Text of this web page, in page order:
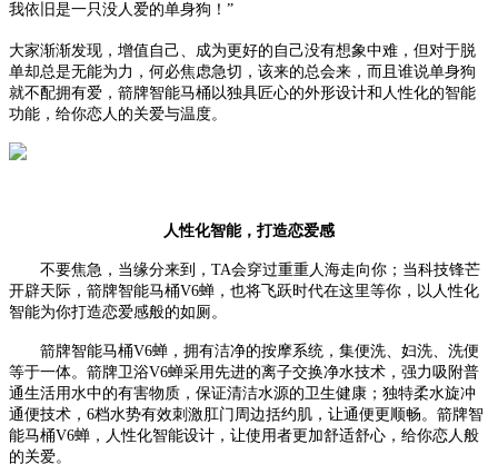
我依旧是一只没人爱的单身狗！”
大家渐渐发现，增值自己、成为更好的自己没有想象中难，但对于脱
单却总是无能为力，何必焦虑急切，该来的总会来，而且谁说单身狗
就不配拥有爱，箭牌智能马桶以独具匠心的外形设计和人性化的智能
功能，给你恋人的关爱与温度。
人性化智能，打造恋爱感
不要焦急，当缘分来到， TA会穿过重重人海走向你；当科技锋芒
开辟天际，箭牌智能马桶V6蝉，也将飞跃时代在这里等你，以人性化
智能为你打造恋爱感般的如厕。
箭牌智能马桶V6蝉，拥有洁净的按摩系统，集便洗、妇洗、洗便
等于一体。箭牌卫浴V6蝉采用先进的离子交换净水技术，强力吸附普
通生活用水中的有害物质，保证清洁水源的卫生健康；独特柔水旋冲
通便技术，6档水势有效刺激肛门周边括约肌，让通便更顺畅。箭牌智
能马桶V6蝉，人性化智能设计，让使用者更加舒适舒心，给你恋人般
的关爱。